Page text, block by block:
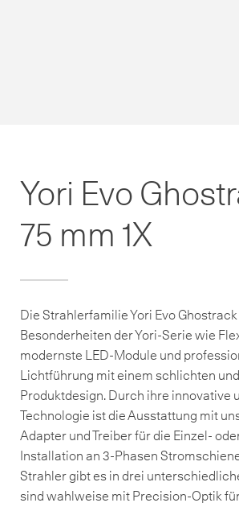
Yori Evo
75 mm 1X
Die Strahlerfamilie Yori Evo
Besonderheiten der Yori-Serie wie
modernste LED-Module und
Lichtführung mit einem schlichten
Produktdesign. Durch ihre innovative
Technologie ist die Ausstattung mit
Adapter und Treiber für die Einzel-
Installation an 3-Phasen
Strahler gibt es in drei
sind wahlweise mit Precision-Optik